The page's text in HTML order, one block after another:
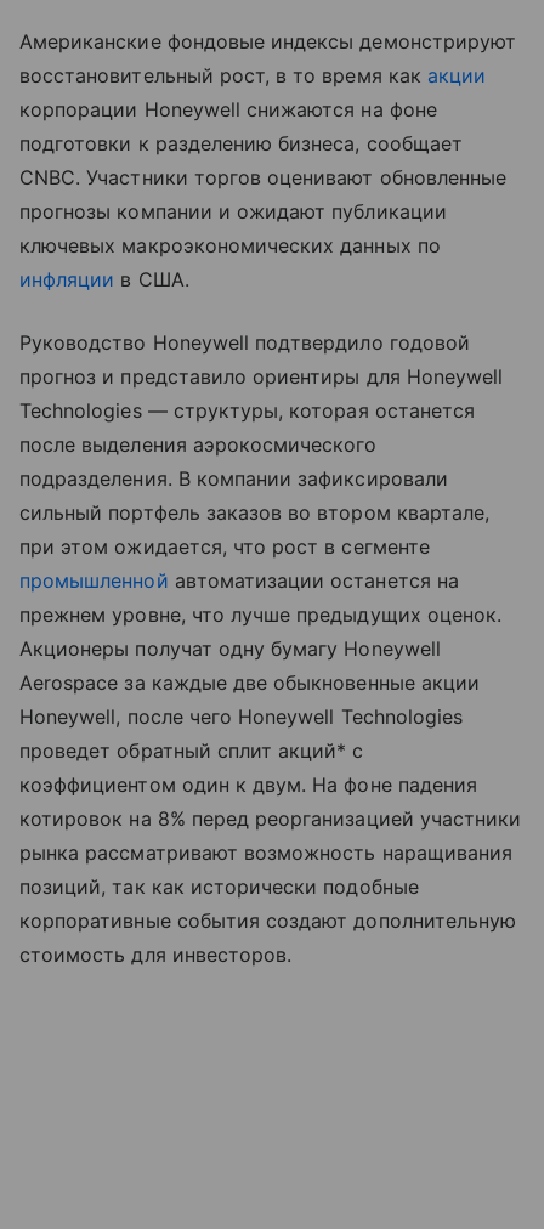
Американские фондовые индексы демонстрируют
восстановительный рост, в то время как акции
корпорации Honeywell снижаются на фоне
подготовки к разделению бизнеса, сообщает
CNBC. Участники торгов оценивают обновленные
прогнозы компании и ожидают публикации
ключевых макроэкономических данных по
инфляции в США.
Руководство Honeywell подтвердило годовой
прогноз и представило ориентиры для Honeywell
Technologies — структуры, которая останется
после выделения аэрокосмического
подразделения. В компании зафиксировали
сильный портфель заказов во втором квартале,
при этом ожидается, что рост в сегменте
промышленной автоматизации останется на
прежнем уровне, что лучше предыдущих оценок.
Акционеры получат одну бумагу Honeywell
Aerospace за каждые две обыкновенные акции
Honeywell, после чего Honeywell Technologies
проведет обратный сплит акций* с
коэффициентом один к двум. На фоне падения
котировок на 8% перед реорганизацией участники
рынка рассматривают возможность наращивания
позиций, так как исторически подобные
корпоративные события создают дополнительную
стоимость для инвесторов.